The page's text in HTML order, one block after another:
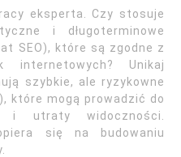
eksperta. Czy stosuje
i długoterminowe
SEO), które są zgodne z
internetowych? Unikaj
szybkie, ale ryzykowne
które mogą prowadzić do
utraty widoczności.
się na budowaniu